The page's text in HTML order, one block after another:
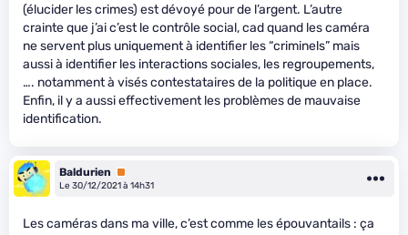
(élucider les crimes) est dévoyé pour de l’argent. L’autre
crainte que j’ai c’est le contrôle social, cad quand les caméra
ne servent plus uniquement à identifier les “criminels” mais
aussi à identifier les interactions sociales, les regroupements,
…. notamment à visés contestataires de la politique en place.
Enfin, il y a aussi effectivement les problèmes de mauvaise
identification.
Baldurien
Premium
Le 30/12/2021 à 14h31
Les caméras dans ma ville, c’est comme les épouvantails : ça